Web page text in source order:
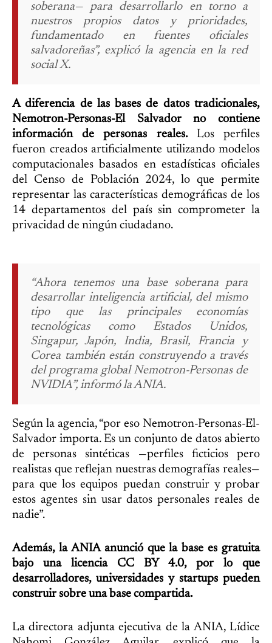
soberana— para desarrollarlo en torno a
nuestros propios datos y prioridades,
fundamentado en fuentes oficiales
salvadoreñas”, explicó la agencia en la red
social X.
A diferencia de las bases de datos tradicionales,
Nemotron-Personas-El Salvador no contiene
información de personas reales.Los perfiles
fueron creados artificialmente utilizando modelos
computacionales basados en estadísticas oficiales
del Censo de Población 2024, lo que permite
representar las características demográficas de los
14 departamentos del país sin comprometer la
privacidad de ningún ciudadano.
“Ahora tenemos una base soberana para
desarrollar inteligencia artificial, del mismo
tipo que las principales economías
tecnológicas como Estados Unidos,
Singapur, Japón, India, Brasil, Francia y
Corea también están construyendo a través
del programa global Nemotron-Personas de
NVIDIA”, informó la ANIA.
Según la agencia, “por eso Nemotron-Personas-El-
Salvador importa. Es un conjunto de datos abierto
de personas sintéticas —perfiles ficticios pero
realistas que reflejan nuestras demografías reales—
para que los equipos puedan construir y probar
estos agentes sin usar datos personales reales de
nadie”.
Además, la ANIA anunció que la base es gratuita
bajo una licencia CC BY 4.0, por lo que
desarrolladores, universidades y startups pueden
construir sobre una base compartida.
La directora adjunta ejecutiva de la ANIA, Lídice